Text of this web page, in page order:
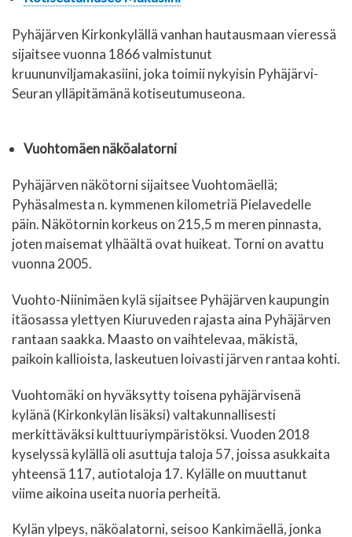
Pyhäjärven Kirkonkylällä vanhan hautausmaan vieressä
sijaitsee vuonna 1866 valmistunut
kruununviljamakasiini, joka toimii nykyisin Pyhäjärvi-
Seuran ylläpitämänä kotiseutumuseona.
Vuohtomäen näköalatorni
Pyhäjärven näkötorni sijaitsee Vuohtomäellä;
Pyhäsalmesta n. kymmenen kilometriä Pielavedelle
päin. Näkötornin korkeus on 215,5 m meren pinnasta,
joten maisemat ylhäältä ovat huikeat. Torni on avattu
vuonna 2005.
Vuohto-Niinimäen kylä sijaitsee Pyhäjärven kaupungin
itäosassa ylettyen Kiuruveden rajasta aina Pyhäjärven
rantaan saakka. Maasto on vaihtelevaa, mäkistä,
paikoin kallioista, laskeutuen loivasti järven rantaa kohti.
Vuohtomäki on hyväksytty toisena pyhäjärvisenä
kylänä (Kirkonkylän lisäksi) valtakunnallisesti
merkittäväksi kulttuuriympäristöksi. Vuoden 2018
kyselyssä kylällä oli asuttuja taloja 57, joissa asukkaita
yhteensä 117, autiotaloja 17. Kylälle on muuttanut
viime aikoina useita nuoria perheitä.
Kylän ylpeys, näköalatorni, seisoo Kankimäellä, jonka